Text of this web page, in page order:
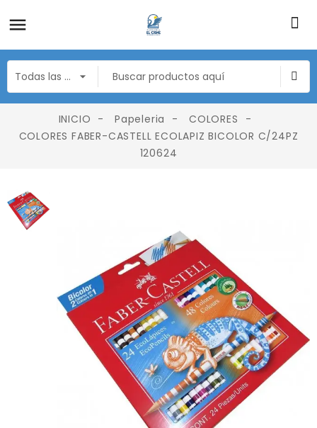
INICIO Papeleria
COLORES
COLORES FABER-CASTELL ECOLAPIZ BICOLOR C/24PZ
120624